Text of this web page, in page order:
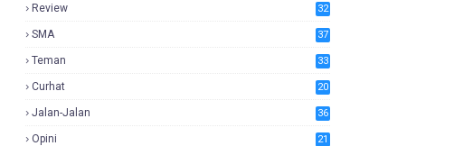
Review 32
SMA 37
Teman 33
Curhat 20
Jalan-Jalan 36
Opini 21